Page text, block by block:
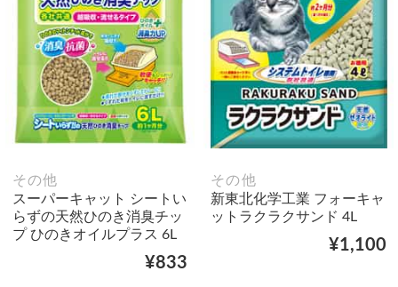
その他
スーパーキャット シートい
らずの天然ひのき消臭チッ
プ ひのきオイルプラス 6L
¥833
その他
新東北化学工業 フォーキャ
ットラクラクサンド 4L
¥1,100